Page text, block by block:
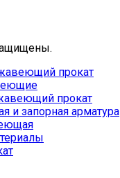
прокат
прокат
и запорная арматура